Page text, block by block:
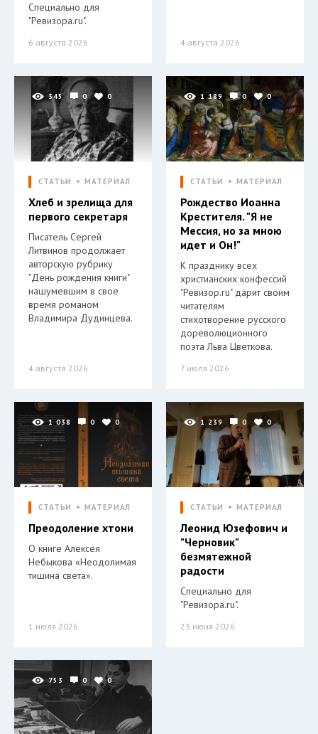
Специально для
"Ревизора.ru".
6 августа 2026 4 августа 2026
345 0 0
СТАТЬИ МАТЕРИАЛ
Хлеб и зрелища для
первого секретаря
Писатель Сергей
Литвинов продолжает
авторскую рубрику
"День рождения книги"
нашумевшим в свое
время романом
Владимира Дудинцева.
4 августа 2026
1 189 0 0
СТАТЬИ МАТЕРИАЛ
Рождество Иоанна
Крестителя. "Я не
Мессия, но за мною
идет и Он!"
К празднику всех
христианских конфессий
"Ревизор.ru" дарит своим
читателям
стихотворение русского
дореволюционного
поэта Льва Цветкова.
7 июля 2026
1 038 0 0
СТАТЬИ МАТЕРИАЛ
Преодоление хтони
О книге Алексея
Небыкова «Неодолимая
тишина света».
1 июля 2026
1 239 0 0
СТАТЬИ МАТЕРИАЛ
Леонид Юзефович и
"Черновик"
безмятежной
радости
Специально для
"Ревизора.ru".
23 июня 2026
753 0 0